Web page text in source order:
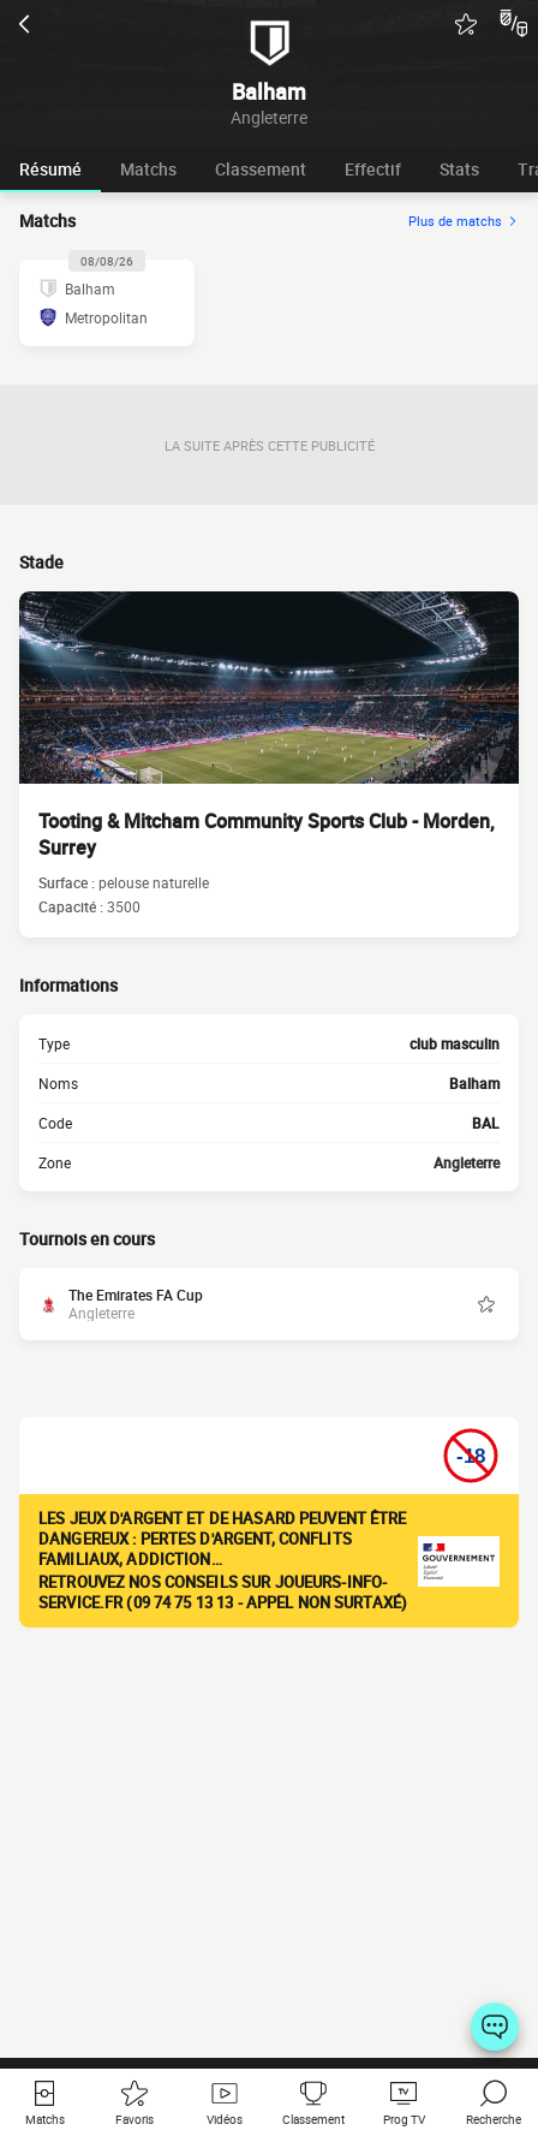
Balham
Angleterre
Résumé Matchs Classement Effectif Stats
Matchs Plus de matchs
08/08/26
Balham
Metropolitan
LA SUITE APRÈS CETTE PUBLICITÉ
Stade
Tooting & Mitcham Community Sports Club - Morden,
Surrey
Surface :pelouse naturelle
Capacité :3500
Informations
Type club masculin
Noms Balham
Code BAL
Zone Angleterre
Tournois en cours
The Emirates FA Cup
Angleterre
LES JEUX D'ARGENT ET DE HASARD PEUVENT ÊTRE
DANGEREUX : PERTES D'ARGENT, CONFLITS
FAMILIAUX, ADDICTION…
RETROUVEZ NOS CONSEILS SUR JOUEURS-INFO-
SERVICE.FR (09 74 75 13 13 - APPEL NON SURTAXÉ)
Matchs Favoris Vidéos Classement Prog TV Recherche